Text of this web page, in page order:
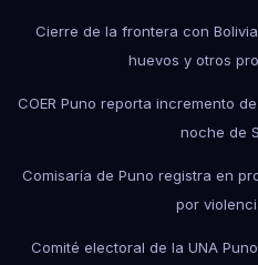
Cierre de la frontera con
huevos y otros
COER Puno reporta incremento
noche de
Comisaría de Puno registra en
por
Comité electoral de la UNA